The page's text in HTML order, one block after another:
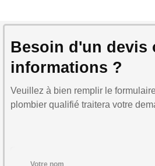
Besoin d'un devis
informations ?
Veuillez à bien remplir le
plombier qualifié traitera votre
Votre nom